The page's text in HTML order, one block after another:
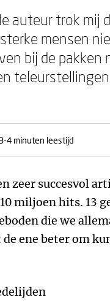
auteur trok mij
mensen
bij de
3-4 minuten leestijd
zeer succesvol
miljoen hits. 13
die we
ene beter om